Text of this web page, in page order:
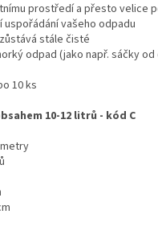
prostředí a přesto velice
uspořádání vašeho odpadu
stále čisté
odpad (jako např. sáčky od
10 ks
10-12 litrů - kód C